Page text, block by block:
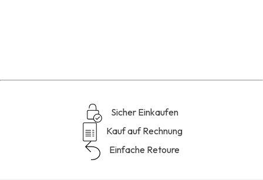
Sicher Einkaufen
Kauf auf Rechnung
Einfache Retoure